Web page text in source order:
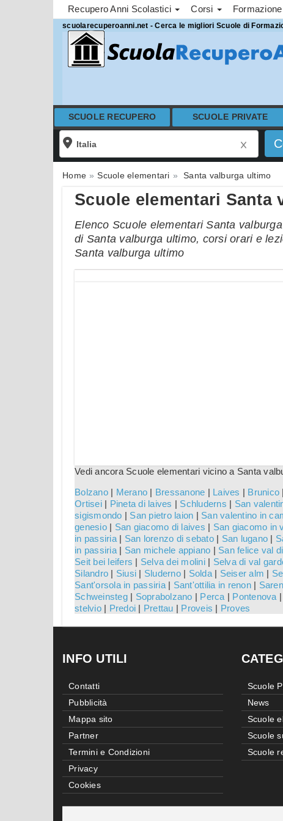
Recupero Anni Scolastici Corsi Formazione
scuolarecuperoanni.net - Cerca le migliori Scuole di
SCUOLE RECUPERO SCUOLE PRIVATE
Home Scuole elementari Santa valburga ultimo
Scuole elementari Santa
Elenco Scuole elementari Santa
di Santa valburga ultimo, corsi orari e
Santa valburga ultimo
Vedi ancora Scuole elementari vicino a Santa
Bolzano| Merano | Bressanone | Laives | Brunico |
Ortisei| Pineta di laives | Schluderns | San
sigismondo | San pietro laion | San valentino in
genesio| San giacomo di laives | San giacomo in
in passiria| San lorenzo di sebato| San lugano |
in passiria| San michele appiano | San felice val
Seit bei leifers | Selva dei molini| Selva di val
Silandro | Siusi | Sluderno| Solda| Seiser alm |
Sant'orsola in passiria| Sant'ottilia in renon|
Schweinsteg| Soprabolzano | Perca | Pontenova |
stelvio| Predoi | Prettau | Proveis | Proves
INFO UTILI
Contatti
Pubblicità
Mappa sito
Partner
Termini e Condizioni
Privacy
Cookies
Scuole
News
Scuole
Scuole
Scuole